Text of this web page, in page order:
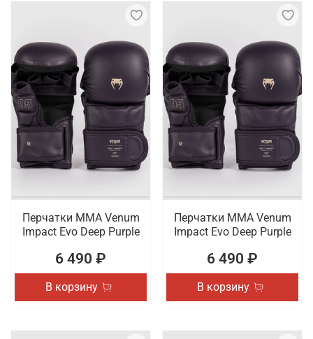
Перчатки ММА Venum
Impact Evo Deep Purple
6 490 ₽
В корзину
Перчатки ММА Venum
Impact Evo Deep Purple
6 490 ₽
В корзину